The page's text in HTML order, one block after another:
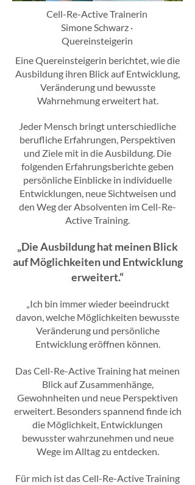
Cell-Re-Active Trainerin
Simone Schwarz ·
Quereinsteigerin
Eine Quereinsteigerin berichtet, wie die
Ausbildung ihren Blick auf Entwicklung,
Veränderung und bewusste
Wahrnehmung erweitert hat.
Jeder Mensch bringt unterschiedliche
berufliche Erfahrungen, Perspektiven
und Ziele mit in die Ausbildung. Die
folgenden Erfahrungsberichte geben
persönliche Einblicke in individuelle
Entwicklungen, neue Sichtweisen und
den Weg der Absolventen im Cell-Re-
Active Training.
„Die Ausbildung hat meinen Blick
auf Möglichkeiten und Entwicklung
erweitert.“
„Ich bin immer wieder beeindruckt
davon, welche Möglichkeiten bewusste
Veränderung und persönliche
Entwicklung eröffnen können.
Das Cell-Re-Active Training hat meinen
Blick auf Zusammenhänge,
Gewohnheiten und neue Perspektiven
erweitert. Besonders spannend finde ich
die Möglichkeit, Entwicklungen
bewusster wahrzunehmen und neue
Wege im Alltag zu entdecken.
Für mich ist das Cell-Re-Active Training